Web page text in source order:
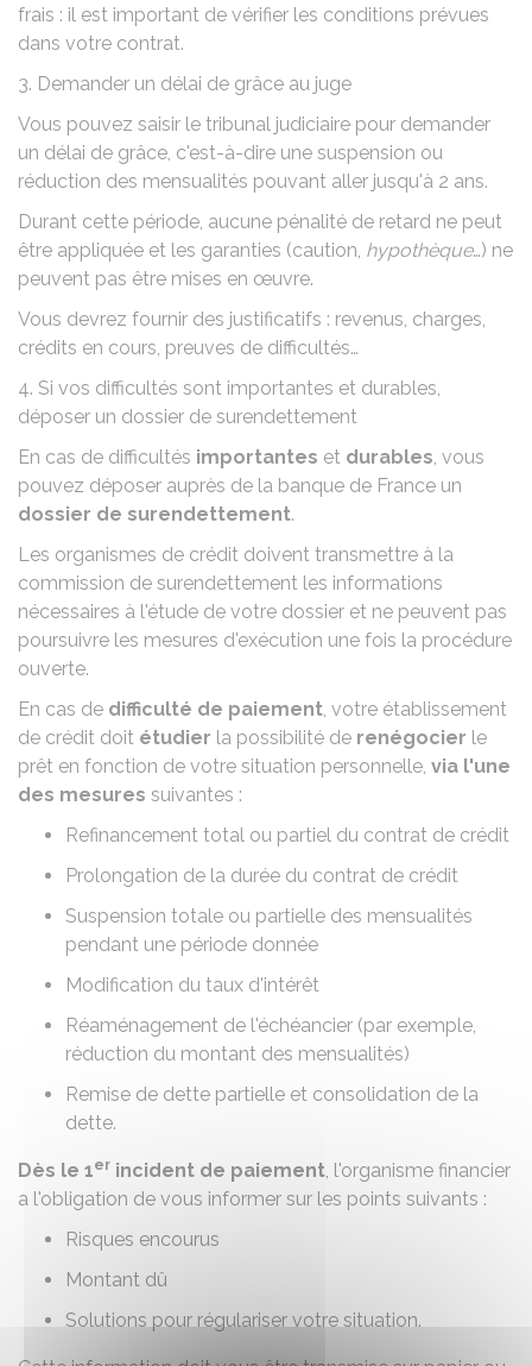
frais : il est important de vérifier les conditions prévues
dans votre contrat.
3. Demander un délai de grâce au juge
Vous pouvez saisir le tribunal judiciaire pour demander
un délai de grâce, c'est-à-dire une suspension ou
réduction des mensualités pouvant aller jusqu'à 2 ans.
Durant cette période, aucune pénalité de retard ne peut
être appliquée et les garanties (caution, hypothèque…) ne
peuvent pas être mises en œuvre.
Vous devrez fournir des justificatifs : revenus, charges,
crédits en cours, preuves de difficultés…
4. Si vos difficultés sont importantes et durables,
déposer un dossier de surendettement
En cas de difficultés importantes et durables, vous
pouvez déposer auprès de la banque de France un
dossier de surendettement.
Les organismes de crédit doivent transmettre à la
commission de surendettement les informations
nécessaires à l'étude de votre dossier et ne peuvent pas
poursuivre les mesures d'exécution une fois la procédure
ouverte.
En cas de difficulté de paiement, votre établissement
de crédit doit étudier la possibilité de renégocier le
prêt en fonction de votre situation personnelle, via l'une
des mesures suivantes :
Refinancement total ou partiel du contrat de crédit
Prolongation de la durée du contrat de crédit
Suspension totale ou partielle des mensualités
pendant une période donnée
Modification du taux d'intérêt
Réaménagement de l'échéancier (par exemple,
réduction du montant des mensualités)
Remise de dette partielle et consolidation de la
dette.
Dès le 1er incident de paiement, l'organisme financier
a l'obligation de vous informer sur les points suivants :
Risques encourus
Montant dû
Solutions pour régulariser votre situation.